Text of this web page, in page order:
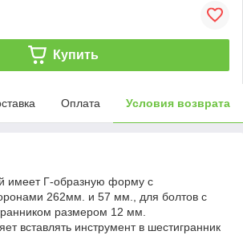
Купить
Оплата Условия возврата
имеет Г-образную форму с
262мм. и 57 мм., для болтов с
размером 12 мм.
вставлять инструмент в шестигранник